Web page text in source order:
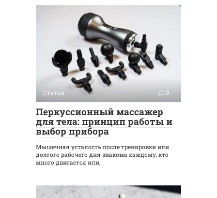
Статьи 0
Перкуссионный массажер
для тела: принцип работы и
выбор прибора
Мышечная усталость после тренировки или
долгого рабочего дня знакома каждому, кто
много двигается или,